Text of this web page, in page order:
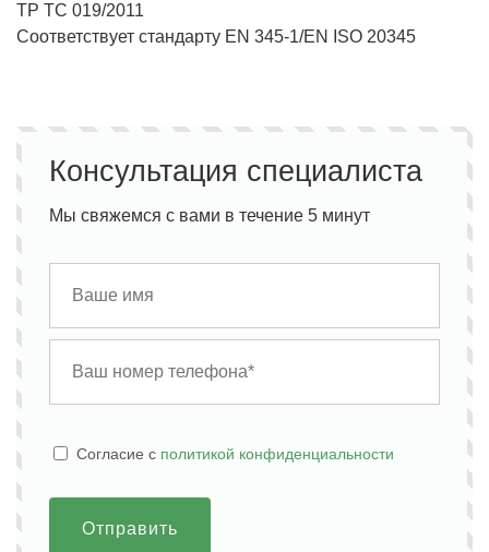
ТР ТС 019/2011
Cоответствует стандарту EN 345-1/EN ISO 20345
Консультация специалиста
Мы свяжемся с вами в течение 5 минут
Cогласие с политикой конфиденциальности
Отправить